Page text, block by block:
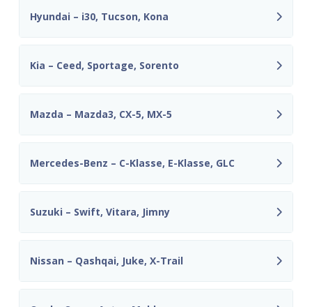
Hyundai – i30, Tucson, Kona
Kia – Ceed, Sportage, Sorento
Mazda – Mazda3, CX-5, MX-5
Mercedes-Benz – C-Klasse, E-Klasse, GLC
Suzuki – Swift, Vitara, Jimny
Nissan – Qashqai, Juke, X-Trail